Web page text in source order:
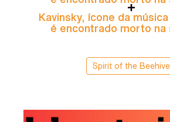
Kavinsky, ícone da
é encontrado morto na
Spirit of the Beehive